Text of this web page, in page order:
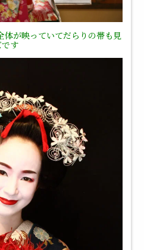
体が映っていてだらりの帯も見
す